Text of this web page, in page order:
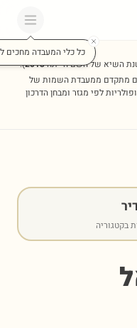
כל כלי המעבדה מחכים
השיא של השם הייתה2013
).
מתקדם ממעבדת השמות של
לפי מגזר ומבחן הדרכון
בקטגוריה